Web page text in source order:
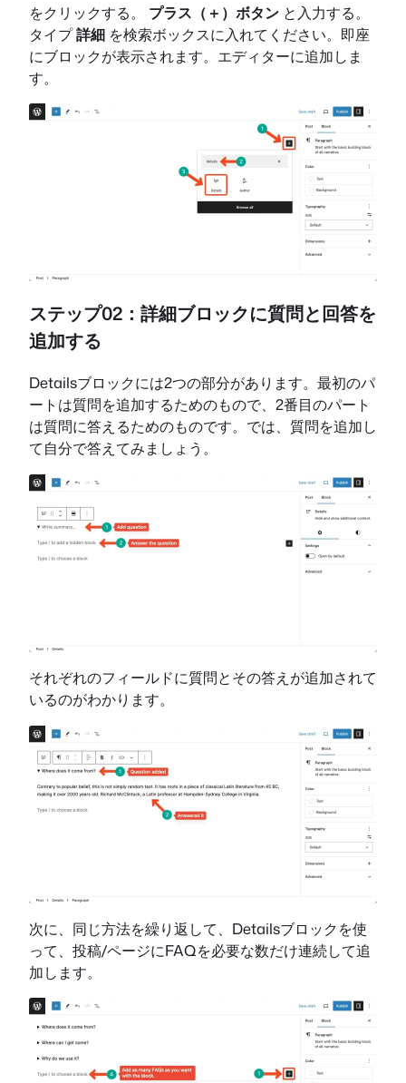
をクリックする。 プラス（＋）ボタン と入力する。
タイプ詳細 を検索ボックスに入れてください。即座
にブロックが表示されます。エディターに追加しま
す。
ステップ02：詳細ブロックに質問と回答を
追加する
Detailsブロックには2つの部分があります。最初のパ
ートは質問を追加するためのもので、2番目のパート
は質問に答えるためのものです。では、質問を追加し
て自分で答えてみましょう。
それぞれのフィールドに質問とその答えが追加されて
いるのがわかります。
次に、同じ方法を繰り返して、Detailsブロックを使
って、投稿/ページにFAQを必要な数だけ連続して追
加します。